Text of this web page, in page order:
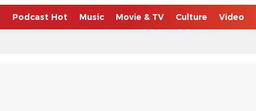
Podcast Hot Music Movie & TV Culture Video